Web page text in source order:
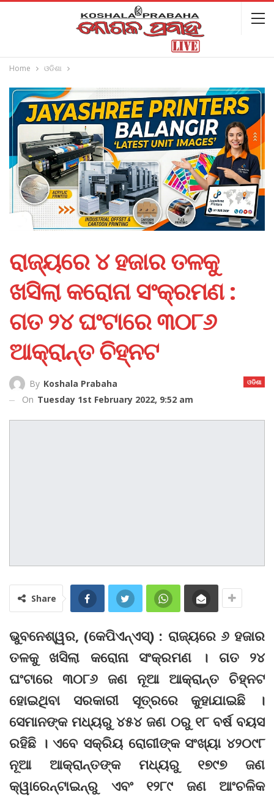
Home ଓଡିଶା
ରାଜ୍ୟରେ ୪ ହଜାର ତଳକୁ
ଖସିଲା କରୋନା ସଂକ୍ରମଣ :
ଗତ ୨୪ ଘଂଟାରେ ୩୦୮୬
ଆକ୍ରାନ୍ତ ଚିହ୍ନଟ
ଓଡିଶା
By Koshala Prabaha
On Tuesday 1st February 2022, 9:52 am
Share
ଭୁବନେଶ୍ୱର, (କେପିଏନ୍‌ଏସ୍‌) : ରାଜ୍ୟରେ ୬ ହଜାର
ତଳକୁ ଖସିଲା କରୋନା ସଂକ୍ରମଣ । ଗତ ୨୪
ଘଂଟାରେ ୩୦୮୬ ଜଣ ନୂଆ ଆକ୍ରାନ୍ତ ଚିହ୍ନଟ
ହୋଇଥିବା ସରକାରୀ ସୂତ୍ରରେ କୁହାଯାଇଛି ।
ସେମାନଙ୍କ ମଧ୍ୟରୁ ୪୫୪ ଜଣ ୦ରୁ ୧୮ ବର୍ଷ ବୟସ
ରହିଛି । ଏବେ ସକ୍ରିୟ ରୋଗୀଙ୍କ ସଂଖ୍ୟା ୪୨୦୯୮
ନୂଆ ଆକ୍ରାନ୍ତଙ୍କ ମଧ୍ୟରୁ ୧୭୯୭ ଜଣ
କ୍ୱାରେନ୍‌ଟାଇନ୍‌ରୁ ଏବଂ ୧୨୮୯ ଜଣ ଆଂଚଳିକ